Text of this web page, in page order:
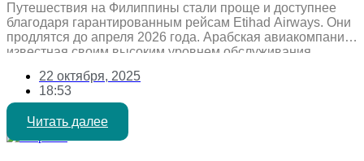
Путешествия на Филиппины стали проще и доступнее
благодаря гарантированным рейсам Etihad Airways. Они
продлятся до апреля 2026 года. Арабская авиакомпания,
известная своим высоким уровнем обслуживания,
пути. Особой популярностью пользуются туры в зимний
период 2025-2026, когда климат идеален для пляжного
отдыха, дайвинга и активных развлечений, обещая
максимум солнечных дней. Острова […]
22 октября, 2025
18:53
Читать далее